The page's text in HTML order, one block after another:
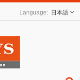
日本語